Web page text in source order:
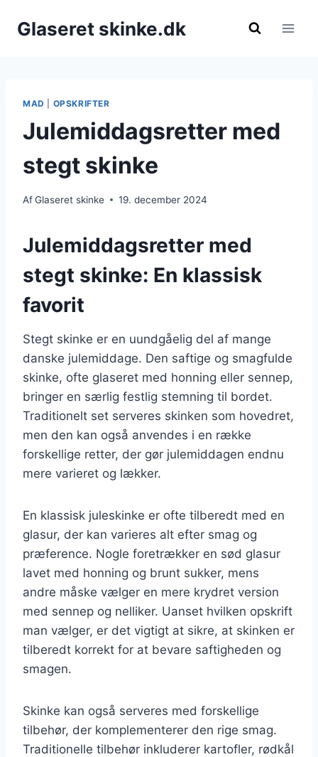
Glaseret skinke.dk
MAD OPSKRIFTER
Julemiddagsretter med
stegt skinke
AfGlaseret skinke 19. december 2024
Julemiddagsretter med
stegt skinke: En klassisk
favorit
Stegt skinke er en uundgåelig del af mange
danske julemiddage. Den saftige og smagfulde
skinke, ofte glaseret med honning eller sennep,
bringer en særlig festlig stemning til bordet.
Traditionelt set serveres skinken som hovedret,
men den kan også anvendes i en række
forskellige retter, der gør julemiddagen endnu
mere varieret og lækker.
En klassisk juleskinke er ofte tilberedt med en
glasur, der kan varieres alt efter smag og
præference. Nogle foretrækker en sød glasur
lavet med honning og brunt sukker, mens
andre måske vælger en mere krydret version
med sennep og nelliker. Uanset hvilken opskrift
man vælger, er det vigtigt at sikre, at skinken er
tilberedt korrekt for at bevare saftigheden og
smagen.
Skinke kan også serveres med forskellige
tilbehør, der komplementerer den rige smag.
Traditionelle tilbehør inkluderer kartofler, rødkål